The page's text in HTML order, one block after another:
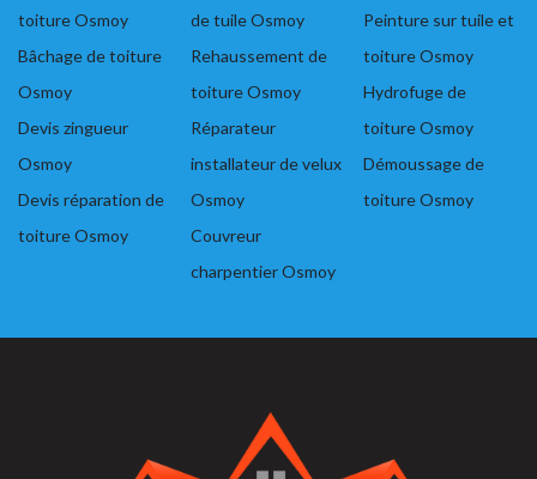
toiture Osmoy
Bâchage de toiture
Osmoy
Devis zingueur
Osmoy
Devis réparation de
toiture Osmoy
de tuile Osmoy
Rehaussement de
toiture Osmoy
Réparateur
installateur de velux
Osmoy
Couvreur
charpentier Osmoy
Peinture sur tuile et
toiture Osmoy
Hydrofuge de
toiture Osmoy
Démoussage de
toiture Osmoy